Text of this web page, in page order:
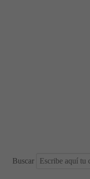
Buscar